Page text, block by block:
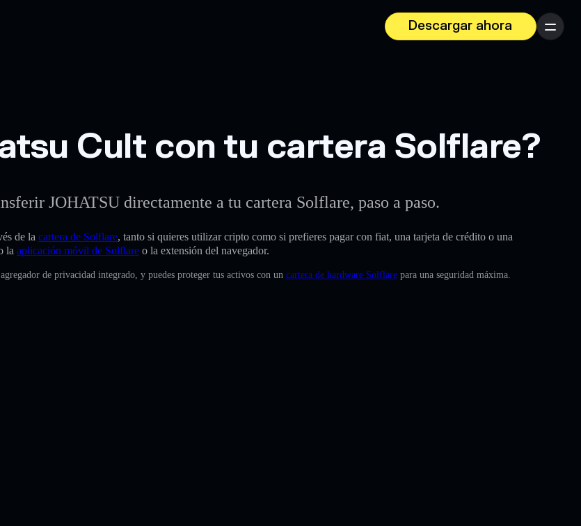
Descargar ahora
Menú
Cult con tu cartera Solflare?
JOHATSU directamente a tu cartera Solflare, paso a paso.
de la cartera de Solflare, tanto si quieres utilizar cripto como si prefieres pagar con fiat, una tarjeta de crédito o una
la aplicación móvil de Solflare o la extensión del navegador.
de privacidad integrado, y puedes proteger tus activos con un cartera de hardware Solflare para una seguridad máxima.